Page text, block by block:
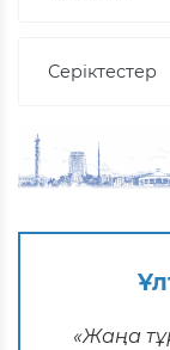
Серіктестер
«Жаңа